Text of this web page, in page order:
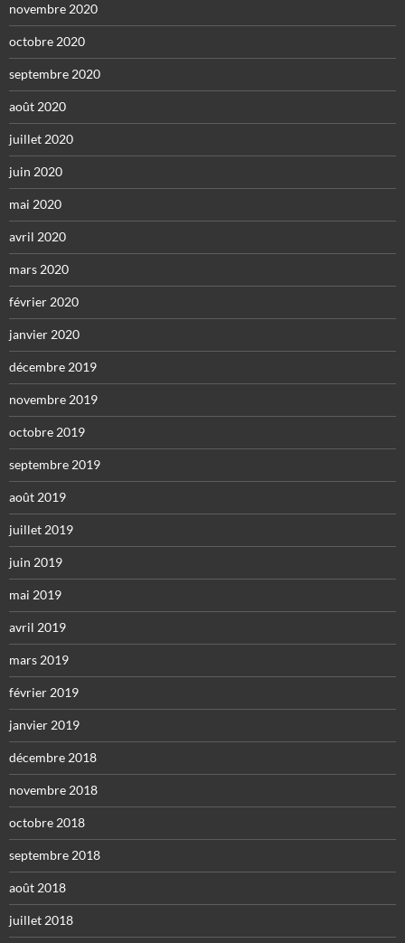
novembre 2020
octobre 2020
septembre 2020
août 2020
juillet 2020
juin 2020
mai 2020
avril 2020
mars 2020
février 2020
janvier 2020
décembre 2019
novembre 2019
octobre 2019
septembre 2019
août 2019
juillet 2019
juin 2019
mai 2019
avril 2019
mars 2019
février 2019
janvier 2019
décembre 2018
novembre 2018
octobre 2018
septembre 2018
août 2018
juillet 2018